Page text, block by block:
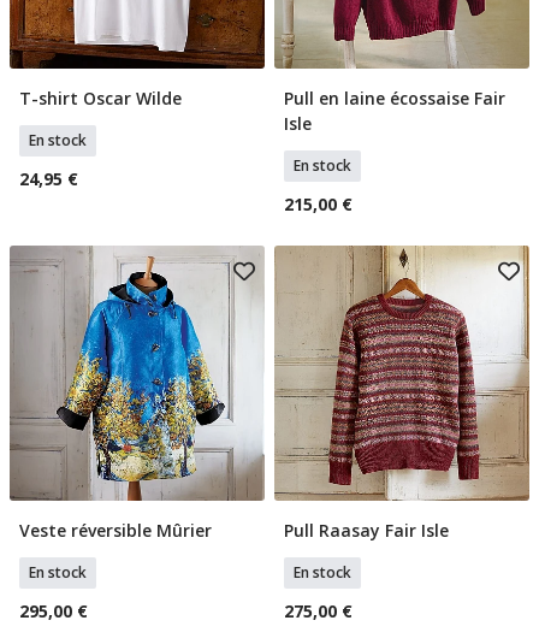
Sélectionner Tailles
T-shirt Oscar Wilde
En stock
24,95 €
Sélectionner Tailles
Pull en laine écossaise Fair
Isle
En stock
215,00 €
Sélectionner Tailles
Veste réversible Mûrier
En stock
295,00 €
Sélectionner Tailles
Pull Raasay Fair Isle
En stock
275,00 €